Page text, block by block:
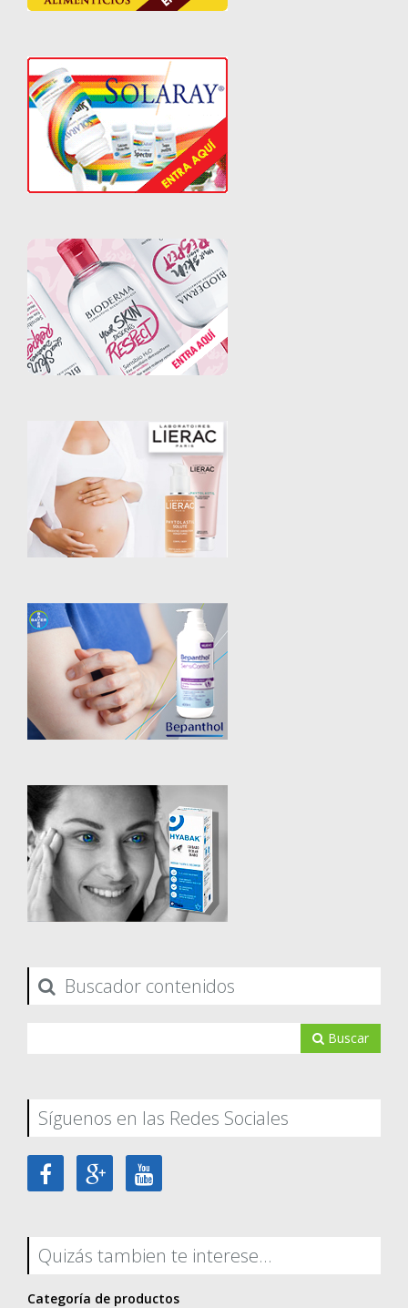
Buscador contenidos
Buscar
Síguenos en las Redes Sociales
Quizás tambien te interese...
Categoría de productos